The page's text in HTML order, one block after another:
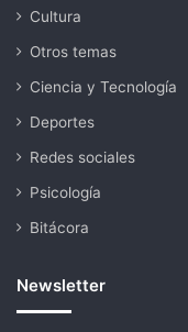
Cultura
Otros temas
Ciencia y Tecnología
Deportes
Redes sociales
Psicología
Bitácora
Newsletter